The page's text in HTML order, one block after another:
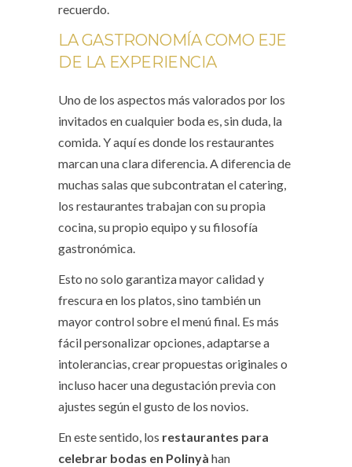
recuerdo.
LA GASTRONOMÍA COMO EJE
DE LA EXPERIENCIA
Uno de los aspectos más valorados por los
invitados en cualquier boda es, sin duda, la
comida. Y aquí es donde los restaurantes
marcan una clara diferencia. A diferencia de
muchas salas que subcontratan el catering,
los restaurantes trabajan con su propia
cocina, su propio equipo y su filosofía
gastronómica.
Esto no solo garantiza mayor calidad y
frescura en los platos, sino también un
mayor control sobre el menú final. Es más
fácil personalizar opciones, adaptarse a
intolerancias, crear propuestas originales o
incluso hacer una degustación previa con
ajustes según el gusto de los novios.
En este sentido, los restaurantes para
celebrar bodas en Polinyà han